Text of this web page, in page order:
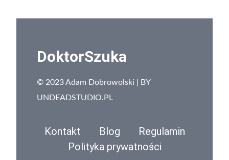
DoktorSzuka
© 2023 Adam Dobrowolski | BY
UNDEADSTUDIO.PL
Kontakt Blog
Regulamin
Polityka prywatności